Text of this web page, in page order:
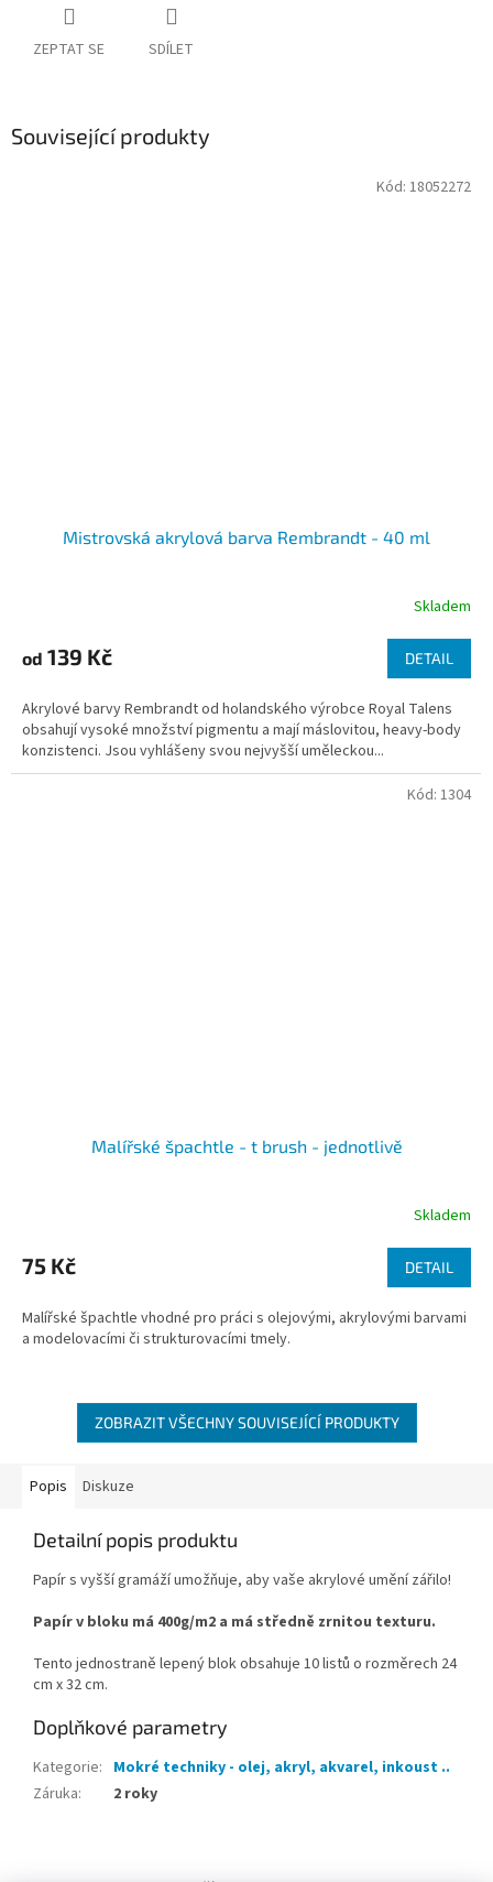
ZEPTAT SE SDÍLET
Související produkty
Mistrovská akrylová barva Rembrandt - 40 ml
Skladem
od 139 Kč DETAIL
Akrylové barvy Rembrandt od holandského výrobce Royal Talens
obsahují vysoké množství pigmentu a mají máslovitou, heavy-body
konzistenci. Jsou vyhlášeny svou nejvyšší uměleckou...
Kód: 18052272
Malířské špachtle - t brush - jednotlivě
Skladem
75 Kč DETAIL
Malířské špachtle vhodné pro práci s olejovými, akrylovými barvami
a modelovacími či strukturovacími tmely.
Kód: 1304
ZOBRAZIT VŠECHNY SOUVISEJÍCÍ PRODUKTY
Popis Diskuze
Detailní popis produktu
Papír s vyšší gramáží umožňuje, aby vaše akrylové umění zářilo!
Papír v bloku má 400g/m2 a má středně zrnitou texturu.
Tento jednostraně lepený blok obsahuje 10 listů o rozměrech 24
cm x 32 cm.
Doplňkové parametry
Kategorie: Mokré techniky - olej, akryl, akvarel, inkoust ..
Záruka: 2 roky